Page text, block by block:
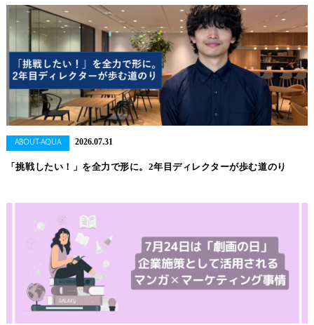
ABOUT-AQUA 2026.07.31
「挑戦したい！」を全力で形に。2年目ディレクターが歩む道のり